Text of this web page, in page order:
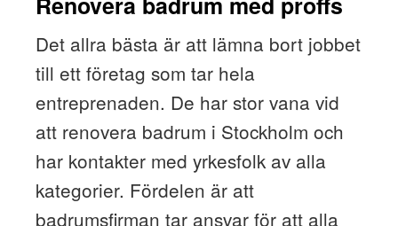
Det allra bästa är att lämna bort jobbet
till ett företag som tar hela
entreprenaden. De har stor vana vid
att renovera badrum i Stockholm och
har kontakter med yrkesfolk av alla
kategorier. Fördelen är att
badrumsfirman tar ansvar för att alla